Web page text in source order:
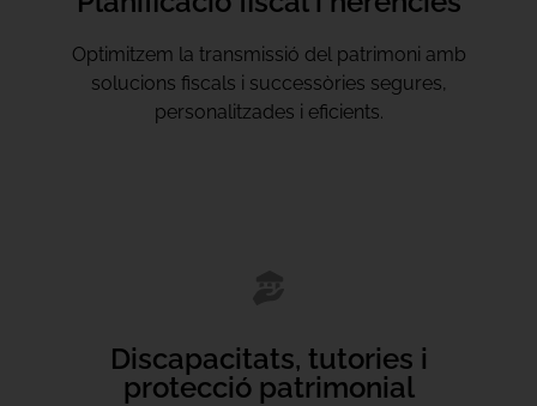
Optimitzem la transmissió del patrimoni amb
solucions fiscals i successòries segures,
personalitzades i eficients.
Discapacitats, tutories i
protecció patrimonial